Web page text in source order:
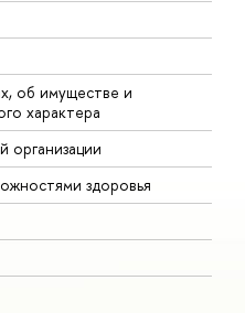
об имуществе и
характера
организации
здоровья